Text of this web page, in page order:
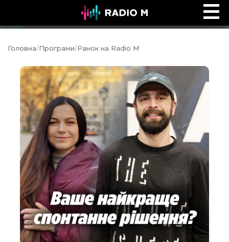
Ефір Radio M
Головна/Програми/Ранок на Radio M